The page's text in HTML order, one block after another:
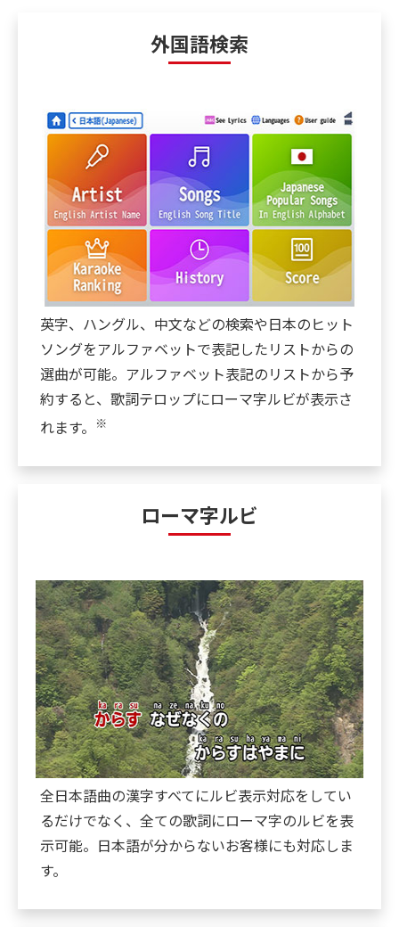
外国語検索
英字、ハングル、中文などの検索や日本のヒット
ソングをアルファベットで表記したリストからの
選曲が可能。アルファベット表記のリストから予
約すると、歌詞テロップにローマ字ルビが表示さ
れます。
※
ローマ字ルビ
全日本語曲の漢字すべてにルビ表示対応をしてい
るだけでなく、全ての歌詞にローマ字のルビを表
示可能。日本語が分からないお客様にも対応しま
す。